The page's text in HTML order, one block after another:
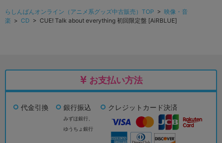
らしんばんオンライン（アニメ系グッズ中古販売）TOP > 映像・音
楽 > CD > CUE! Talk about everything 初回限定盤 [AiRBLUE]
お支払い方法
代金引換 銀行振込
みずほ銀行、
ゆうちょ銀行
クレジットカード決済